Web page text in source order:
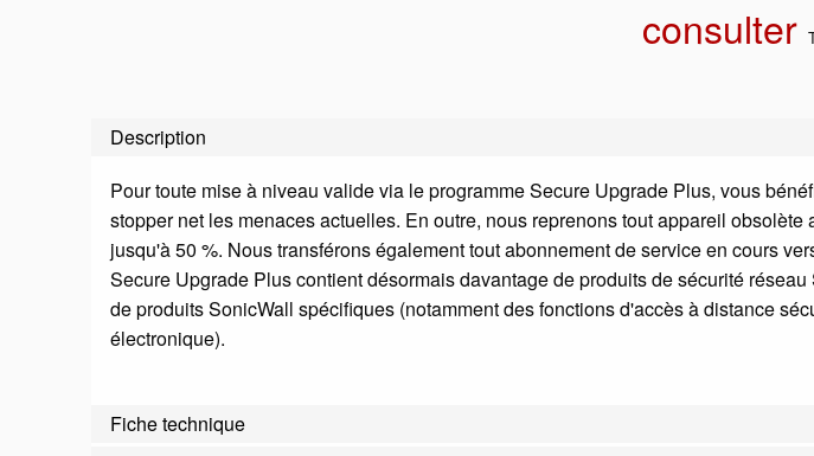
consulter
Description
Pour toute mise à niveau valide via le programme Secure Upgrade Plus, vous
stopper net les menaces actuelles. En outre, nous reprenons tout appareil
jusqu'à 50 %. Nous transférons également tout abonnement de service en cours
Secure Upgrade Plus contient désormais davantage de produits de sécurité
de produits SonicWall spécifiques (notamment des fonctions d'accès à distance
électronique).
Fiche technique